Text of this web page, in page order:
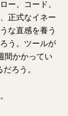
ー、コード、
正式なイネー
な直感を養う
う。ツールが
間かかってい
ろう。